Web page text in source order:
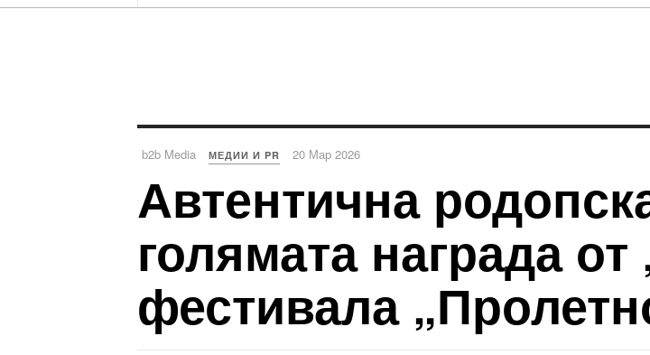
b2b Media МЕДИИ И PR 20 Мар 2026
Автентична
голямата награда
фестивала